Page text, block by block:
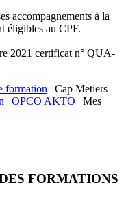
accompagnements à la
éligibles au CPF.
2021 certificat n° QUA-
formation | Cap Metiers
| OPCO AKTO | Mes
FORMATIONS